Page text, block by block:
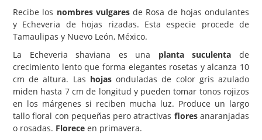
Árboles y Palmeras
Arbustos y Trepadoras
Cactus y Suculentas
Recibe los nombres vulgaresde Rosa de hojas ondulantes
y Echeveria de hojas rizadas. Esta especie procede de
Tamaulipas y Nuevo León, México.
La Echeveria shaviana es una planta suculenta de
crecimiento lento que forma elegantes rosetas y alcanza 10
cm de altura. Las hojasonduladas de color gris azulado
miden hasta 7 cm de longitud y pueden tomar tonos rojizos
en los márgenes si reciben mucha luz. Produce un largo
tallo floral con pequeñas pero atractivas floresanaranjadas
o rosadas. Florece en primavera.